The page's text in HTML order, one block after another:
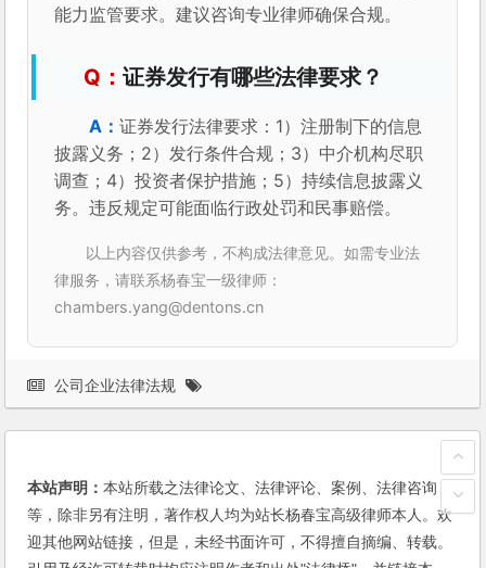
能力监管要求。建议咨询专业律师确保合规。
证券发行有哪些法律要求？
证券发行法律要求：1）注册制下的信息
披露义务；2）发行条件合规；3）中介机构尽职
调查；4）投资者保护措施；5）持续信息披露义
务。违反规定可能面临行政处罚和民事赔偿。
以上内容仅供参考，不构成法律意见。如需专业法
律服务，请联系杨春宝一级律师：
chambers.yang@dentons.cn
公司企业法律法规
本站声明：本站所载之法律论文、法律评论、案例、法律咨询
等，除非另有注明，著作权人均为站长杨春宝高级律师本人。欢
迎其他网站链接，但是，未经书面许可，不得擅自摘编、转载。